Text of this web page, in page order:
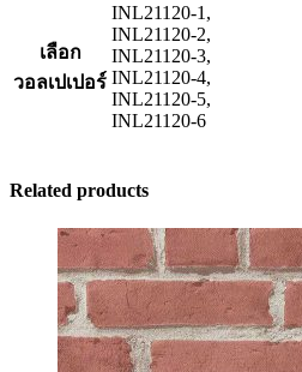
เลือก
วอลเปเปอร์
INL21120-1,
INL21120-2,
INL21120-3,
INL21120-4,
INL21120-5,
INL21120-6
Related products